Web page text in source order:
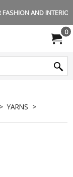
FASHION AND
0
>YARNS >